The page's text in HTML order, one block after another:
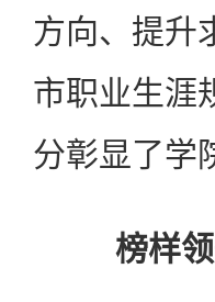
方向、提升
市职业生涯
分彰显了学
榜样